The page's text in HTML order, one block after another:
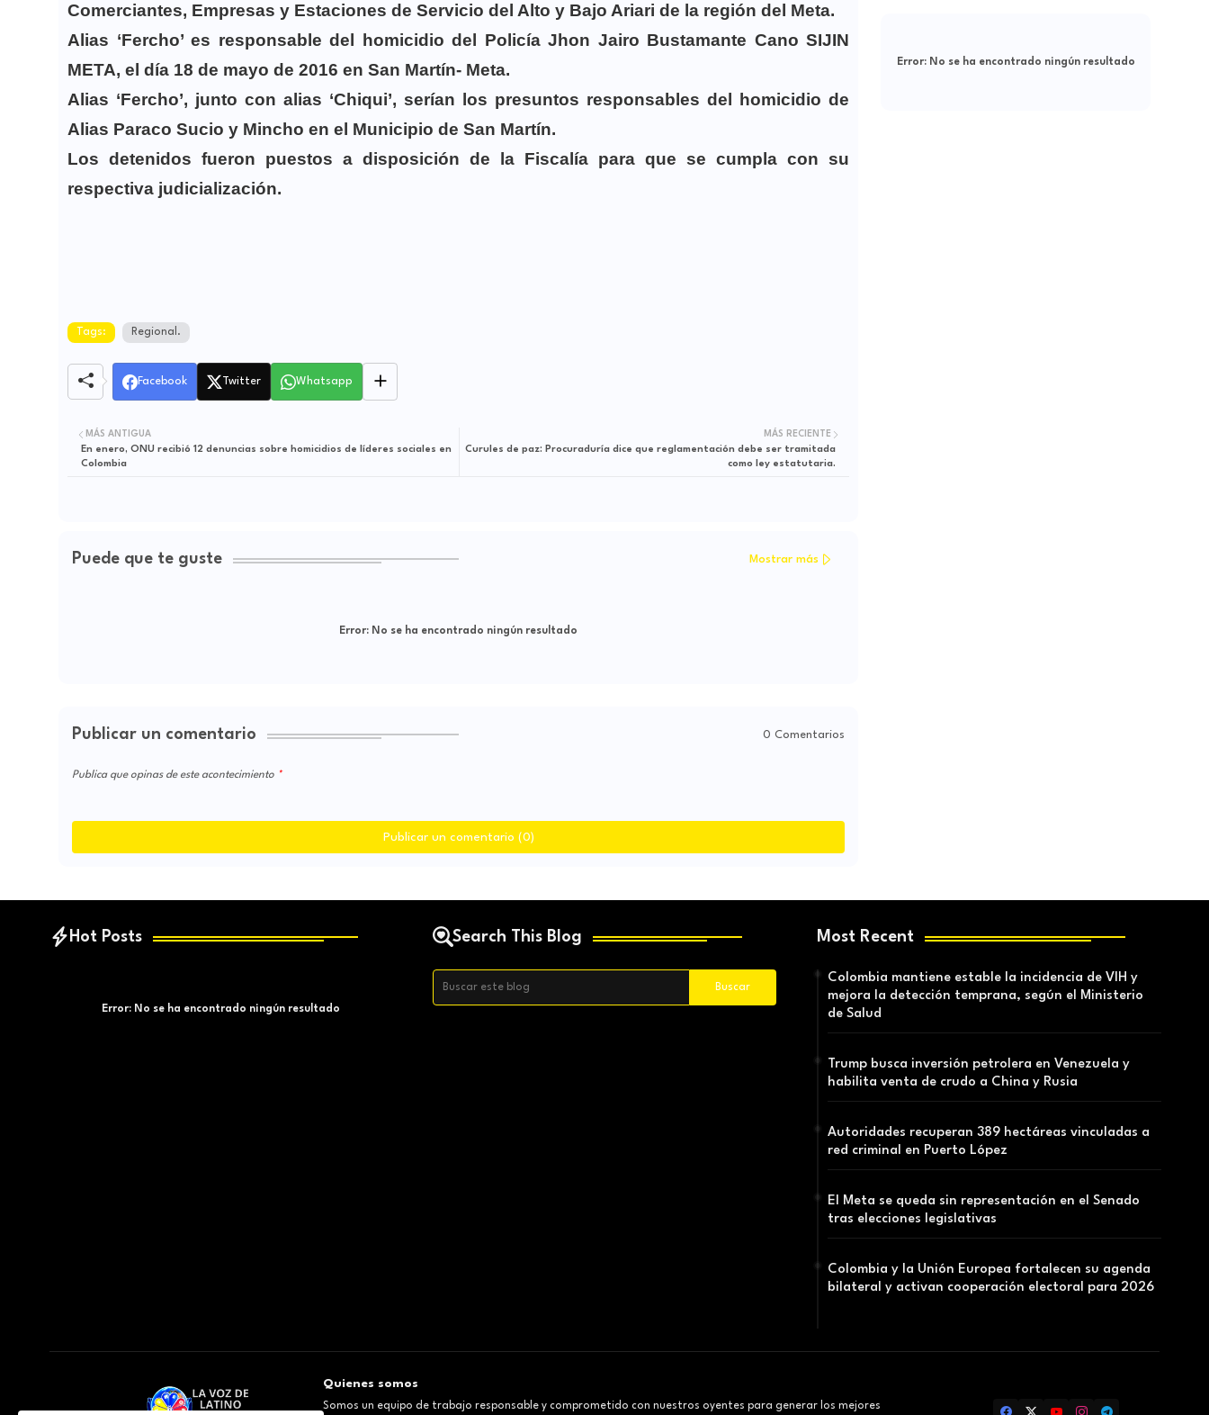
Comerciantes, Empresas y Estaciones de Servicio del Alto y Bajo Ariari de la región del Meta.
Alias ‘Fercho’ es responsable del homicidio del Policía Jhon Jairo Bustamante Cano SIJIN
META, el día 18 de mayo de 2016 en San Martín- Meta.
Alias ‘Fercho’, junto con alias ‘Chiqui’, serían los presuntos responsables del homicidio de
Alias Paraco Sucio y Mincho en el Municipio de San Martín.
Los detenidos fueron puestos a disposición de la Fiscalía para que se cumpla con su
respectiva judicialización.
Tags: Regional.
Facebook Twitter Whatsapp
MÁS RECIENTE
Curules de paz: Procuraduría dice que reglamentación debe ser tramitada
como ley estatutaria.
MÁS ANTIGUA
En enero, ONU recibió 12 denuncias sobre homicidios de líderes sociales en
Colombia
Puede que te guste Mostrar más
Error: No se ha encontrado ningún resultado
Publicar un comentario 0 Comentarios
Publica que opinas de este acontecimiento
Publicar un comentario (0)
Error:No se ha encontrado ningún resultado
Hot Posts
Error: No se ha encontrado ningún resultado
Search This Blog Most Recent
Colombia mantiene estable la incidencia de VIH y
mejora la detección temprana, según el Ministerio
de Salud
Trump busca inversión petrolera en Venezuela y
habilita venta de crudo a China y Rusia
Autoridades recuperan 389 hectáreas vinculadas a
red criminal en Puerto López
El Meta se queda sin representación en el Senado
tras elecciones legislativas
Colombia y la Unión Europea fortalecen su agenda
bilateral y activan cooperación electoral para 2026
Quienes somos
Somos un equipo de trabajo responsable y comprometido con nuestros oyentes para generar los mejores